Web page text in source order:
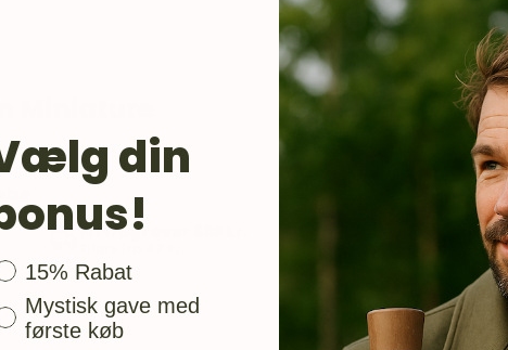
Miniature
Fri fragt over 599 kr.
din
15% Rabat
Mystisk gave med
første køb